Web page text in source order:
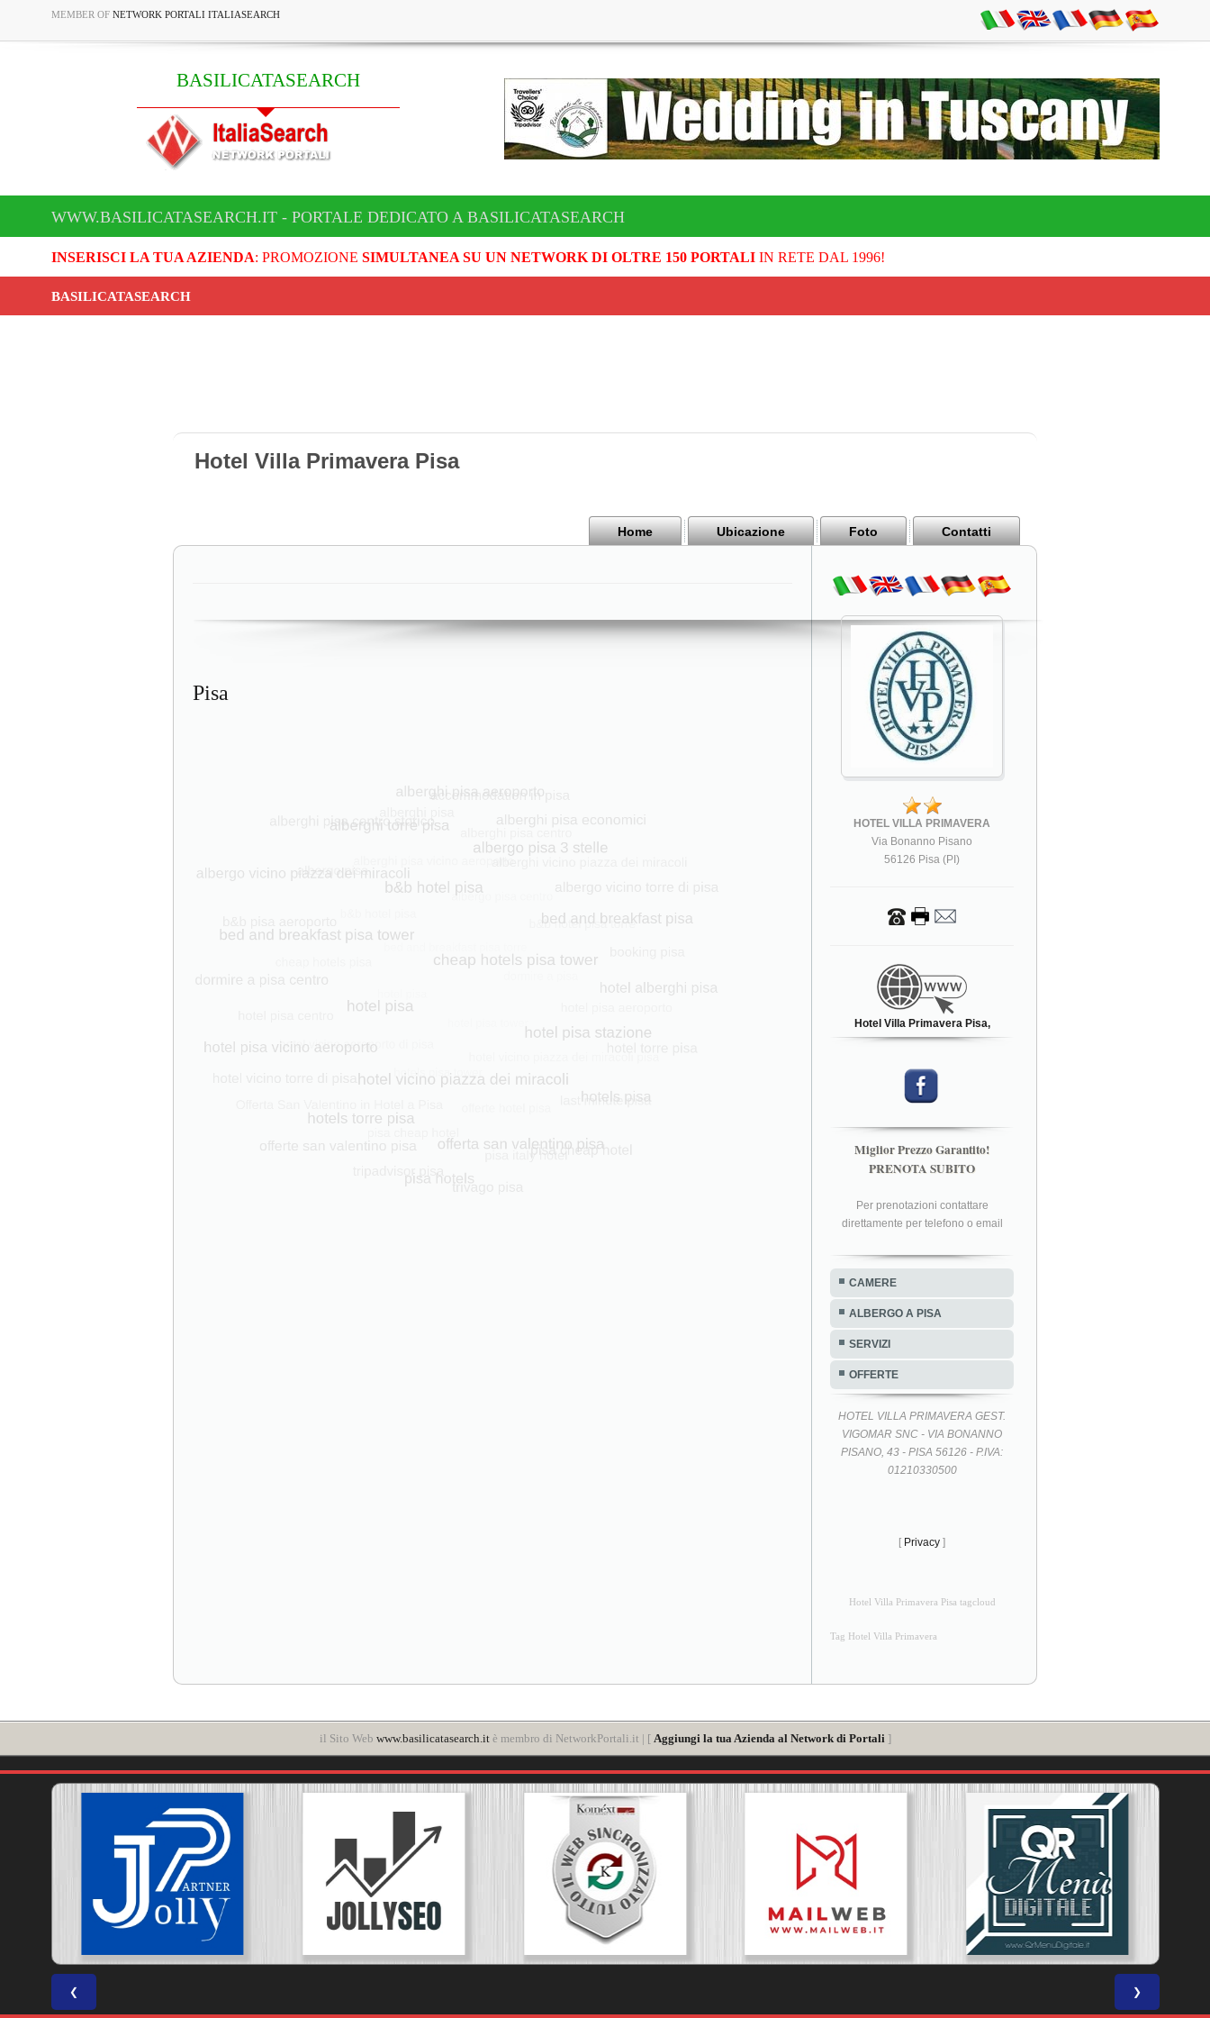
MEMBER OF NETWORK PORTALI ITALIASEARCH
BASILICATASEARCH
WWW.BASILICATASEARCH.IT - PORTALE DEDICATO A BASILICATASEARCH
INSERISCI LA TUA AZIENDA: PROMOZIONE SIMULTANEA SU UN NETWORK DI OLTRE 150 PORTALIIN RETE DAL 1996!
BASILICATASEARCH
Hotel Villa Primavera Pisa
Home Ubicazione Foto Contatti
Pisa
HOTEL VILLA PRIMAVERA
Via Bonanno Pisano
56126 Pisa (PI)
Hotel Villa Primavera Pisa,
Miglior Prezzo Garantito!
PRENOTA SUBITO
Per prenotazioni contattare
direttamente per telefono o email
CAMERE
ALBERGO A PISA
SERVIZI
OFFERTE
HOTEL VILLA PRIMAVERA GEST.
VIGOMAR SNC - VIA BONANNO
PISANO, 43 - PISA 56126 - P.IVA:
01210330500
[ Privacy ]
Hotel Villa Primavera Pisa tagcloud
Tag Hotel Villa Primavera
il Sito Web www.basilicatasearch.itè membro di NetworkPortali.it | [ Aggiungi la tua Azienda al Network di Portali ]
❮ ❯